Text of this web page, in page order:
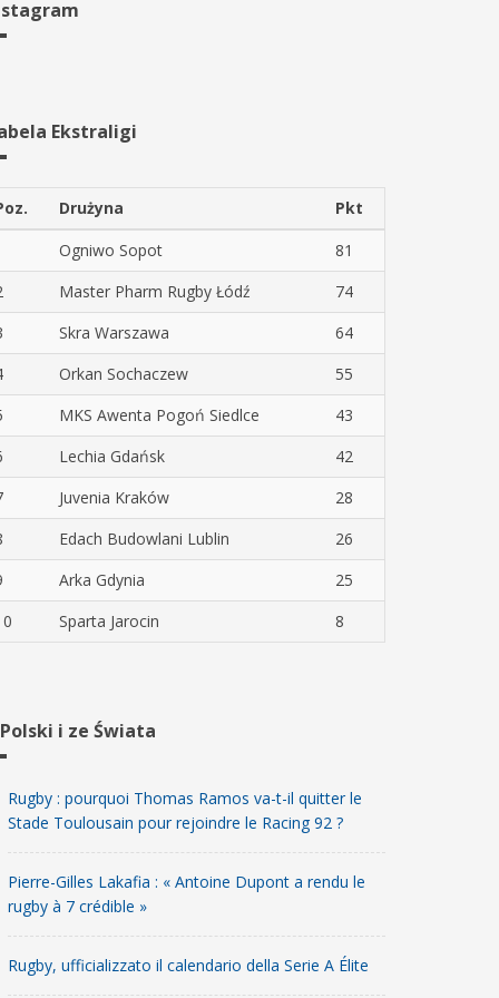
Ekstraligi
Drużyna
Pkt
Ogniwo Sopot
81
Master Pharm Rugby Łódź
74
Skra Warszawa
64
Orkan Sochaczew
55
MKS Awenta Pogoń Siedlce
43
Lechia Gdańsk
42
Juvenia Kraków
28
Edach Budowlani Lublin
26
Arka Gdynia
25
Sparta Jarocin 8
i ze Świata
Rugby : pourquoi Thomas Ramos va-t-il quitter le
Stade Toulousain pour rejoindre le Racing 92 ?
Pierre-Gilles Lakafia : « Antoine Dupont a rendu le
rugby à 7 crédible »
Rugby, ufficializzato il calendario della Serie A Élite